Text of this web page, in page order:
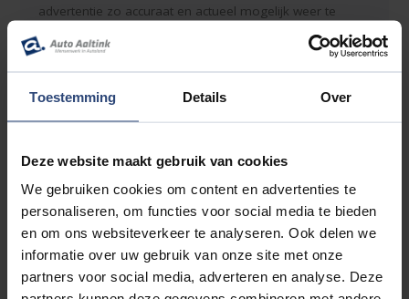
Toestemming Details Over
Deze website maakt gebruik van cookies
We gebruiken cookies om content en advertenties te
personaliseren, om functies voor social media te bieden
en om ons websiteverkeer te analyseren. Ook delen we
informatie over uw gebruik van onze site met onze
partners voor social media, adverteren en analyse. Deze
advertentie zo accuraat en actueel mogelijk weer te
geven. Fouten zijn echter nooit uit te sluiten. Vertrouw
daarom niet alleen op deze informatie, maar controleer
bij aankoop de zaken die uw beslissing zouden kunnen
beïnvloeden. Er kunnen dan ook geen rechten worden
Accessoires
Entertainment & Media
Apple Carplay/Android Auto